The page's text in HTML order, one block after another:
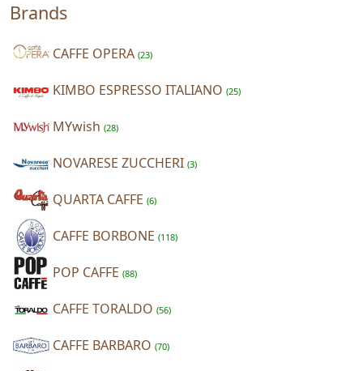
Brands
CAFFE OPERA (23)
KIMBO ESPRESSO ITALIANO (25)
MYwish (28)
NOVARESE ZUCCHERI (3)
QUARTA CAFFE (6)
CAFFE BORBONE (118)
POP CAFFE (88)
CAFFE TORALDO (56)
CAFFE BARBARO (70)